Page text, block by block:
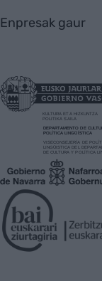
Enpresak gaur